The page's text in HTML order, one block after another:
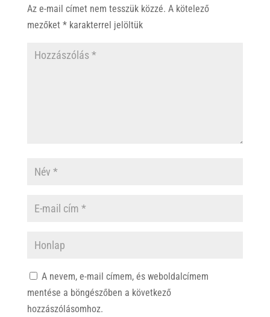
p
k
Az e-mail címet nem tesszük közzé. A kötelező
mezőket *karakterrel jelöltük
A nevem, e-mail címem, és weboldalcímem
mentése a böngészőben a következő
hozzászólásomhoz.